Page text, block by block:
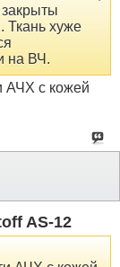
Ткань хуже
на ВЧ.
АЧХ с кожей
AS-12